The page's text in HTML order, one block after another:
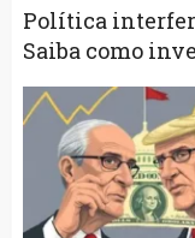
Política
Saiba como